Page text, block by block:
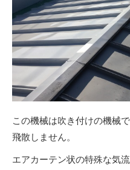
この機械は吹き付けの機械
飛散しません。
エアカーテン状の特殊な気